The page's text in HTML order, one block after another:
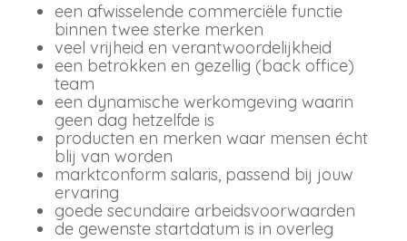
een afwisselende commerciële functie
binnen twee sterke merken
veel vrijheid en verantwoordelijkheid
een betrokken en gezellig (back office)
team
een dynamische werkomgeving waarin
geen dag hetzelfde is
producten en merken waar mensen écht
blij van worden
marktconform salaris, passend bij jouw
ervaring
goede secundaire arbeidsvoorwaarden
de gewenste startdatum is in overleg